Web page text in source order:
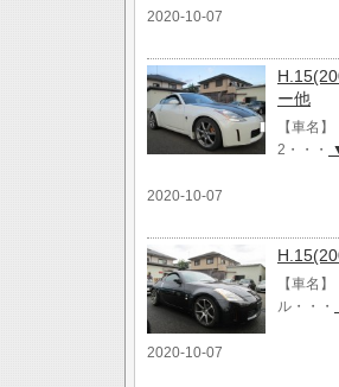
2020-10-07
ー他
【車名
2・・・
2020-10-07
【車名
ル・・・
2020-10-07